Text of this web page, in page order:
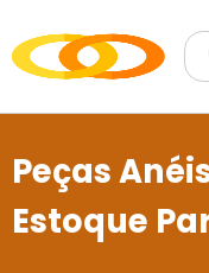
Peças
Estoque